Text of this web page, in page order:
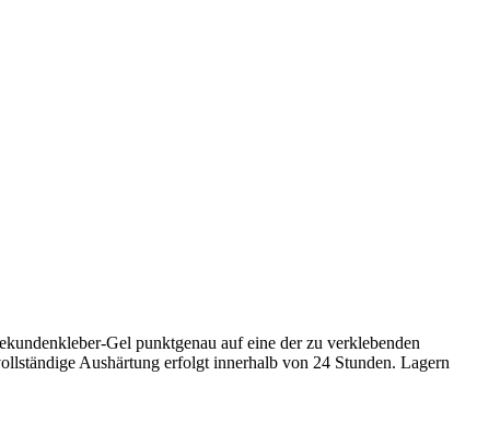
Gel punktgenau auf eine der zu verklebenden
Aushärtung erfolgt innerhalb von 24 Stunden. Lagern